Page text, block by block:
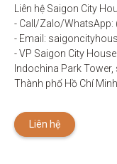
Liên hệ Saigon City
- Call/Zalo/WhatsApp:
- Email:
- VP Saigon City
Indochina Park Tower,
Thành phố Hồ Chí
Liên hệ